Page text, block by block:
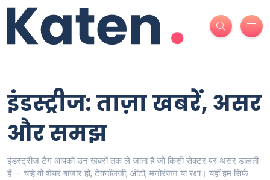
इंडस्ट्रीज: ताज़ा खबरें, असर
और समझ
इंडस्ट्रीज टैग आपको उन खबरों तक ले जाता है जो किसी सेक्टर पर असर डालती
हैं — चाहे वो शेयर बाजार हो, टेक्नॉलजी, ऑटो, मनोरंजन या रक्षा। यहाँ हम सिर्फ